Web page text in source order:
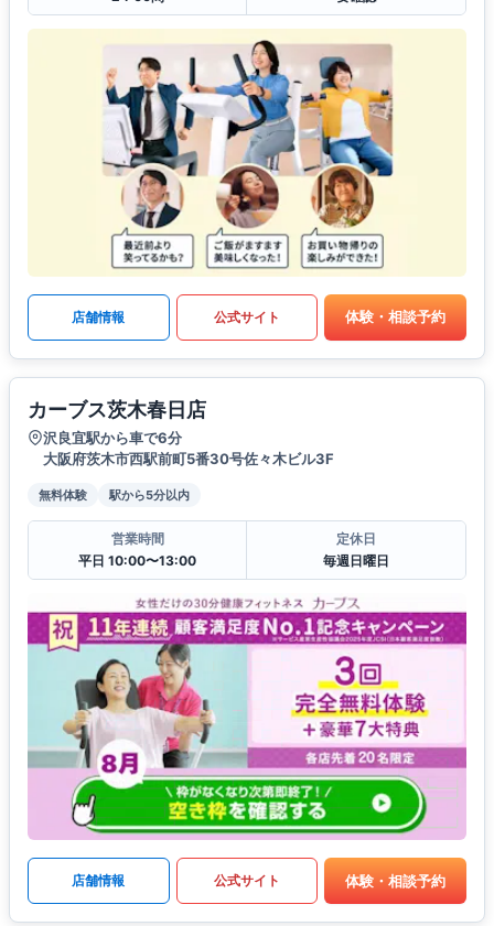
店舗情報 公式サイト 体験・相談予約
カーブス茨木春日店
沢良宜駅から車で6分
大阪府茨木市西駅前町5番30号佐々木ビル3F
無料体験 駅から5分以内
営業時間
平日 10:00〜13:00
定休日
毎週日曜日
店舗情報 公式サイト 体験・相談予約